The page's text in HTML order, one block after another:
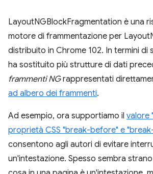
LayoutNGBlockFragmentation è una
motore di frammentazione per
distribuito in Chrome 102. In termini di
ha sostituito più strutture di dati
frammenti NGrappresentati
ad albero dei frammenti.
Ad esempio, ora supportiamo il valore
proprietà CSS "break-before" e
consentono agli autori di evitare
un'intestazione. Spesso sembra